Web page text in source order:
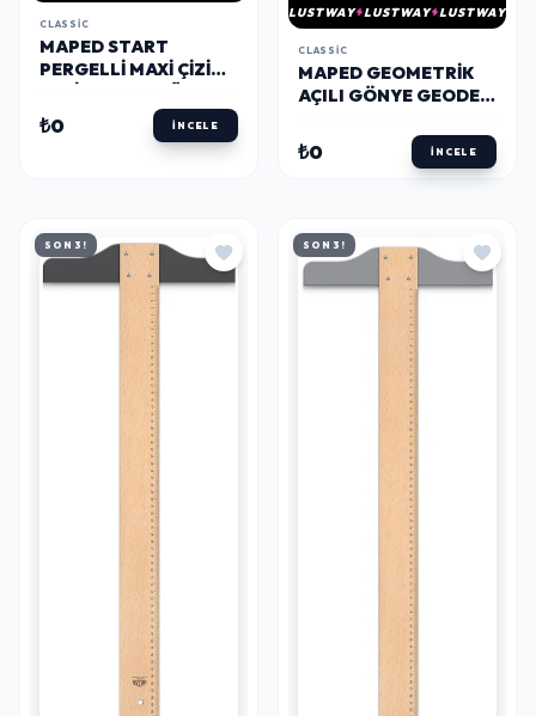
CLASSIC
MAPED START
PERGELLI MAXI ÇIZIM
(899218)
₺0 İNCELE
LUSTWAY LUSTWAY LUSTWAY
CLASSIC
MAPED GEOMETRIK
AÇILI GÖNYE GEODER
₺0 İNCELE
SON 3! SON 3!